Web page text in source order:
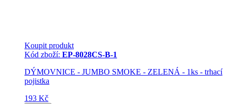
Koupit produkt
Kód zboží: EP-8028CS-B-1
DÝMOVNICE - JUMBO SMOKE - ZELENÁ - 1ks - trhací
pojistka
193 Kč